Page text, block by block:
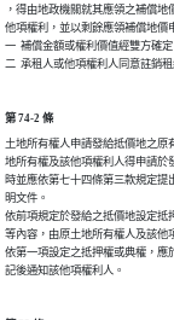
，得由地政機關就其應領之補償
他項權利，並以剩餘應領補償地價
一  補償金額或權利價值經雙方確
二  承租人或他項權利人同意註銷
第 74-2 條
土地所有權人申請發給抵價地之原
地所有權及該他項權利人得申請於
時並應依第七十四條第三款規定提
明文件。
依前項規定於發給之抵價地設定抵
等內容，由原土地所有權人及該他
依第一項設定之抵押權或典權，應
記後通知該他項權利人。